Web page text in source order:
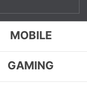
MOBILE
GAMING